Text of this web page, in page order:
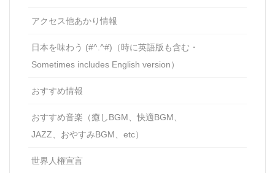
アクセス他あかり情報
日本を味わう (#^.^#)（時に英語版も含む・
Sometimes includes English version）
おすすめ情報
おすすめ音楽（癒しBGM、快適BGM、
JAZZ、おやすみBGM、etc）
世界人権宣言